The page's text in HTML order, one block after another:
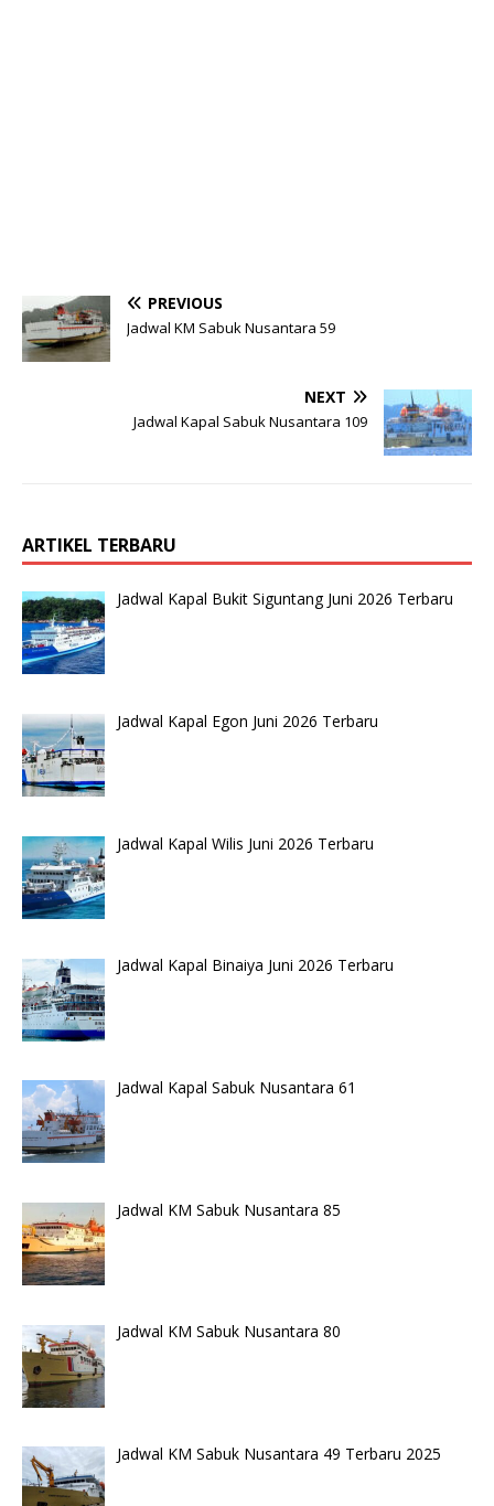
PREVIOUS
Jadwal KM Sabuk Nusantara 59
NEXT
Jadwal Kapal Sabuk Nusantara 109
ARTIKEL TERBARU
Jadwal Kapal Bukit Siguntang Juni 2026 Terbaru
Jadwal Kapal Egon Juni 2026 Terbaru
Jadwal Kapal Wilis Juni 2026 Terbaru
Jadwal Kapal Binaiya Juni 2026 Terbaru
Jadwal Kapal Sabuk Nusantara 61
Jadwal KM Sabuk Nusantara 85
Jadwal KM Sabuk Nusantara 80
Jadwal KM Sabuk Nusantara 49 Terbaru 2025